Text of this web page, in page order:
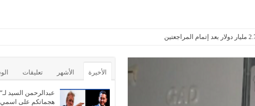
الأخيرة الأشهر تعليقات
عبدالرحمن السيد
هجماتكم على اسمي